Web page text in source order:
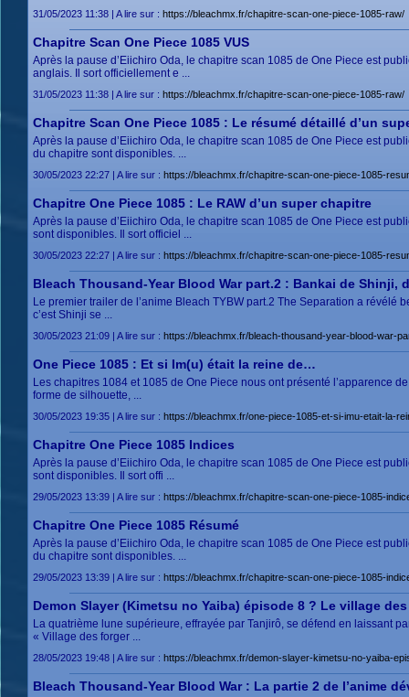
31/05/2023 11:38 | A lire sur : https://bleachmx.fr/chapitre-scan-one-piece-1085-raw/
Chapitre Scan One Piece 1085 VUS
Après la pause d’Eiichiro Oda, le chapitre scan 1085 de One Piece est
anglais. Il sort officiellement e ...
31/05/2023 11:38 | A lire sur : https://bleachmx.fr/chapitre-scan-one-piece-1085-raw/
Chapitre Scan One Piece 1085 : Le résumé détaillé d’un
Après la pause d’Eiichiro Oda, le chapitre scan 1085 de One Piece est
du chapitre sont disponibles. ...
30/05/2023 22:27 | A lire sur : https://bleachmx.fr/chapitre-scan-one-piece-1085-
Chapitre One Piece 1085 : Le RAW d’un super chapitre
Après la pause d’Eiichiro Oda, le chapitre scan 1085 de One Piece est
sont disponibles. Il sort officiel ...
30/05/2023 22:27 | A lire sur : https://bleachmx.fr/chapitre-scan-one-piece-1085-
Bleach Thousand-Year Blood War part.2 : Bankai de Shinji,
Le premier trailer de l’anime Bleach TYBW part.2 The Separation a
c’est Shinji se ...
30/05/2023 21:09 | A lire sur : https://bleachmx.fr/bleach-thousand-year-blood-war-
One Piece 1085 : Et si Im(u) était la reine de…
Les chapitres 1084 et 1085 de One Piece nous ont présenté l’apparence
forme de silhouette, ...
30/05/2023 19:35 | A lire sur : https://bleachmx.fr/one-piece-1085-et-si-imu-etait-la-
Chapitre One Piece 1085 Indices
Après la pause d’Eiichiro Oda, le chapitre scan 1085 de One Piece est
sont disponibles. Il sort offi ...
29/05/2023 13:39 | A lire sur : https://bleachmx.fr/chapitre-scan-one-piece-1085-
Chapitre One Piece 1085 Résumé
Après la pause d’Eiichiro Oda, le chapitre scan 1085 de One Piece est
du chapitre sont disponibles. ...
29/05/2023 13:39 | A lire sur : https://bleachmx.fr/chapitre-scan-one-piece-1085-
Demon Slayer (Kimetsu no Yaiba) épisode 8 ? Le village
La quatrième lune supérieure, effrayée par Tanjirô, se défend en laissant
« Village des forger ...
28/05/2023 19:48 | A lire sur : https://bleachmx.fr/demon-slayer-kimetsu-no-yaiba-
Bleach Thousand-Year Blood War : La partie 2 de l’anime